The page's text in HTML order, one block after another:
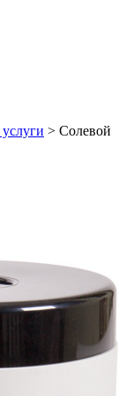
> Солевой